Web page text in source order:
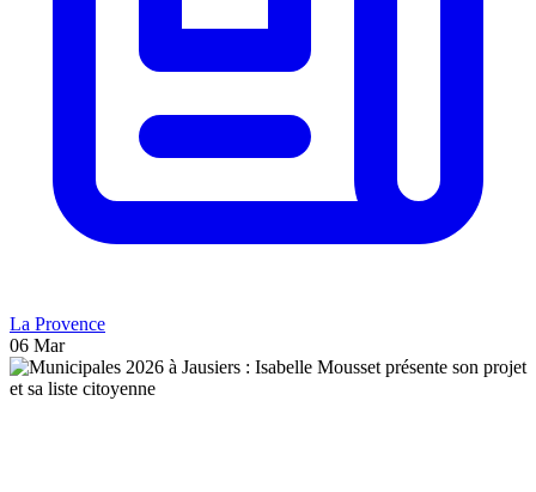
La Provence
06 Mar